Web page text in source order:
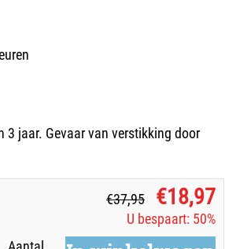
3 jaar. Gevaar van verstikking door
€37,95 €18,97
U bespaart: 50%